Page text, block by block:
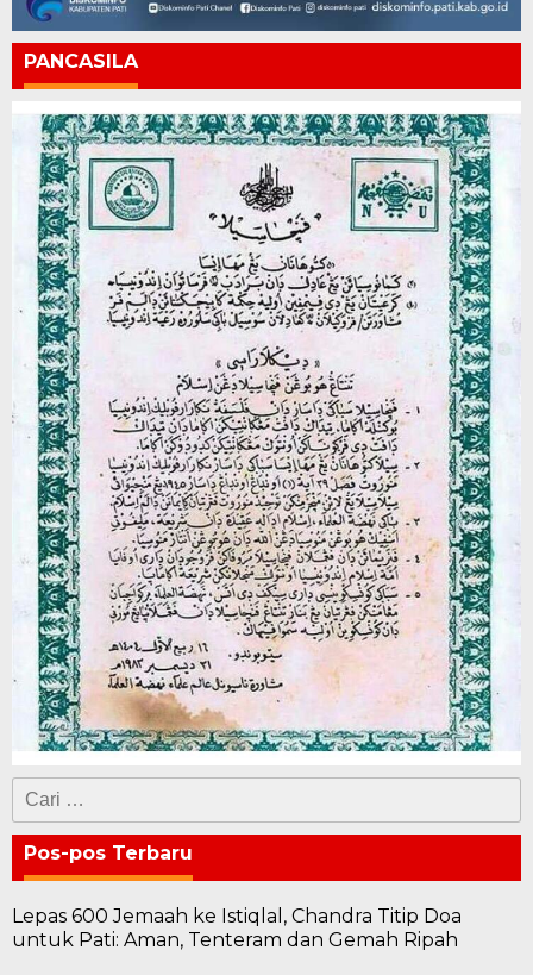
PANCASILA
Cari
untuk:
Pos-pos Terbaru
Lepas 600 Jemaah ke Istiqlal, Chandra Titip Doa
untuk Pati: Aman, Tenteram dan Gemah Ripah